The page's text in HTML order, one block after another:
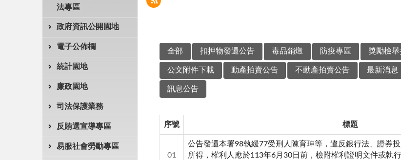
法專區
政府資訊公開園地
電子公佈欄
統計園地
廉政園地
司法保護業務
反賄選宣導專區
易服社會勞動專區
全部 扣押物發還公告 毒品銷燬 防疫專區 獎勵檢舉
公文附件下載 動產拍賣公告 不動產拍賣公告 最新消息
訊息公告
序號 標題
01
公告發還本署98執緩77受刑人陳育珅等，違反銀行法、證券
所得，權利人應於113年6月30日前，檢附權利證明文件或執